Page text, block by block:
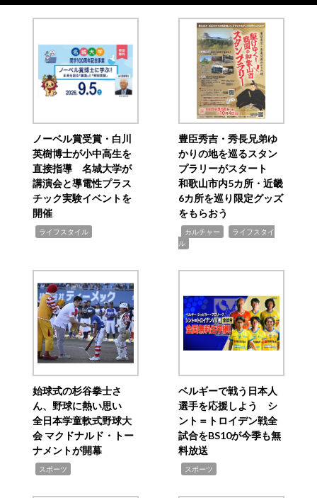
ノーベル賞受賞・白川
英樹博士が小中高生を
直接指導 名城大学が
講演会と導電性プラス
チック実験イベントを
開催
ライフスタイル
豊臣秀吉・秀長兄弟ゆ
かりの地を巡るスタン
プラリーがスタート
和歌山市内5カ所・近畿
6カ所を巡り限定グッズ
をもらおう
カルチャー
ライフスタイ
ル
始球式の杉谷拳士さ
ん、野球に熱い思い
全日本学童軟式野球大
会 マクドナルド・トー
ナメントが開幕
スポーツ
ベルギーで戦う日本人
選手を応援しよう シ
ント＝トロイデン戦全
試合をBS10が今季も無
料放送
スポーツ